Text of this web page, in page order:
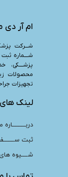
ام آر دی
شـــرکت
محصولات
تجهیزات
لینک
دربـــــــــاره
ثبت
شــــیوه